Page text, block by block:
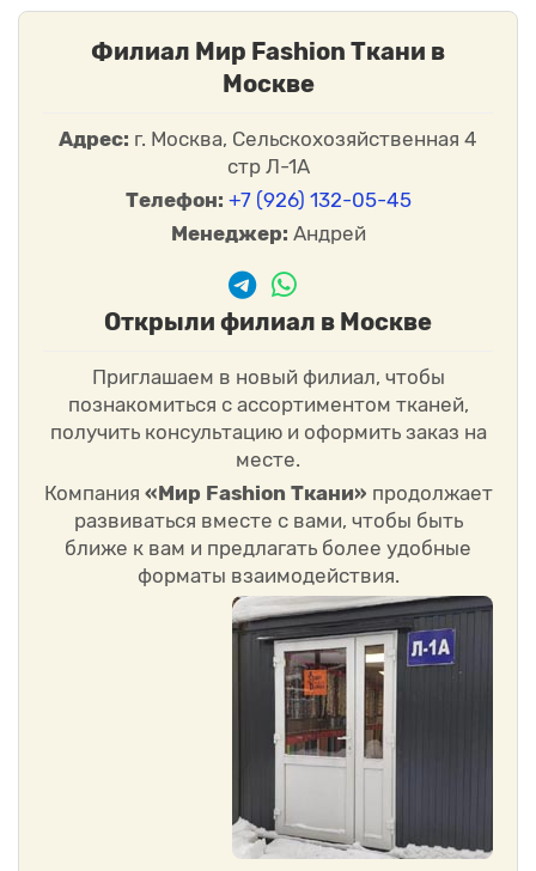
Филиал Мир Fashion Ткани в
Москве
Адрес: г. Москва, Сельскохозяйственная 4
стр Л-1А
Телефон: +7 (926) 132-05-45
Менеджер: Андрей
Открыли филиал в Москве
Приглашаем в новый филиал, чтобы
познакомиться с ассортиментом тканей,
получить консультацию и оформить заказ на
месте.
Компания «Мир Fashion Ткани» продолжает
развиваться вместе с вами, чтобы быть
ближе к вам и предлагать более удобные
форматы взаимодействия.